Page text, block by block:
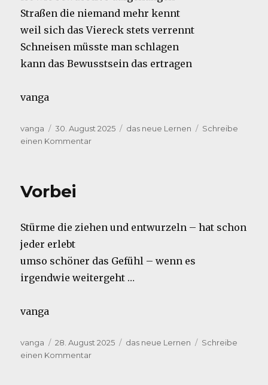
Straßen die niemand mehr kennt
weil sich das Viereck stets verrennt
Schneisen müsste man schlagen
kann das Bewusstsein das ertragen
vanga
Autor
vanga
Veröffentlicht
am
30. August 2025 Kategorien
das neue Lernen
Schreibe
einen Kommentarzu
Vorbei
Stürme die ziehen und entwurzeln – hat schon
jeder erlebt
umso schöner das Gefühl – wenn es
irgendwie weitergeht …
vanga
Autor
vanga
Veröffentlicht
am
28. August 2025 Kategorien
das neue Lernen
Schreibe
einen Kommentarzu